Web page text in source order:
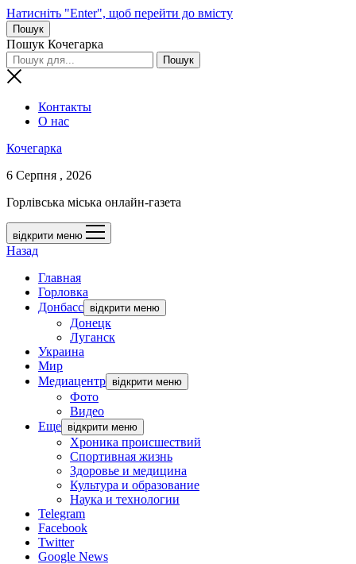
Натисніть "Enter", щоб перейти до вмісту
Пошук
Пошук Кочегарка
Контакты
О нас
Кочегарка
6 Серпня , 2026
Горлівська міська онлайн-газета
відкрити меню
Назад
Главная
Горловка
Донбасс відкрити меню
Донецк
Луганск
Украина
Мир
Медиацентр відкрити меню
Фото
Видео
Еще відкрити меню
Хроника происшествий
Спортивная жизнь
Здоровье и медицина
Культура и образование
Наука и технологии
Telegram
Facebook
Twitter
Google News